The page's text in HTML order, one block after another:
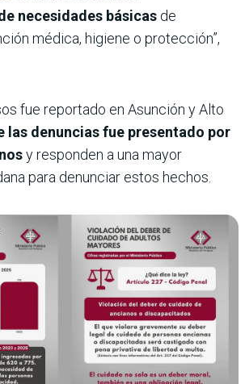
necesidades básicas de
médica, higiene o protección”,
fue reportado en Asunción y Alto
las denuncias fue presentado por
y responden a una mayor
para denunciar estos hechos.